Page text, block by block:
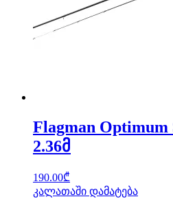
Flagman Optimum
2.36მ
190.00₾
კალათაში დამატება